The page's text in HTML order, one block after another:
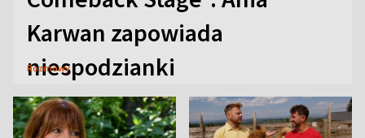
Karwan zapowiada
niespodzianki
Rozmowy